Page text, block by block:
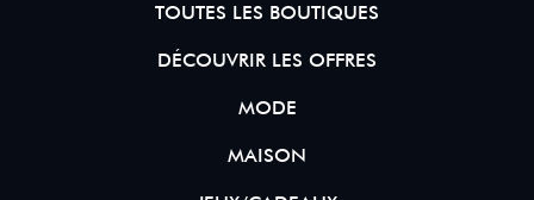
TOUTES LES BOUTIQUES
DÉCOUVRIR LES OFFRES
MODE
MAISON